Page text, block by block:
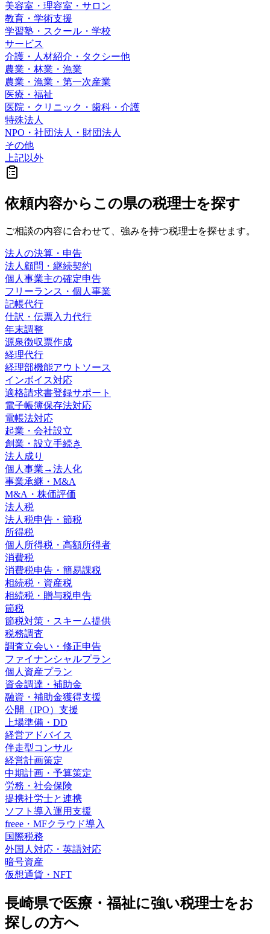
美容室・理容室・サロン
教育・学術支援
学習塾・スクール・学校
サービス
介護・人材紹介・タクシー他
農業・林業・漁業
農業・漁業・第一次産業
医療・福祉
医院・クリニック・歯科・介護
特殊法人
NPO・社団法人・財団法人
その他
上記以外
依頼内容からこの県の税理士を探す
ご相談の内容に合わせて、強みを持つ税理士を探せます。
法人の決算・申告
法人顧問・継続契約
個人事業主の確定申告
フリーランス・個人事業
記帳代行
仕訳・伝票入力代行
年末調整
源泉徴収票作成
経理代行
経理部機能アウトソース
インボイス対応
適格請求書登録サポート
電子帳簿保存法対応
電帳法対応
起業・会社設立
創業・設立手続き
法人成り
個人事業→法人化
事業承継・M&A
M&A・株価評価
法人税
法人税申告・節税
所得税
個人所得税・高額所得者
消費税
消費税申告・簡易課税
相続税・資産税
相続税・贈与税申告
節税
節税対策・スキーム提供
税務調査
調査立会い・修正申告
ファイナンシャルプラン
個人資産プラン
資金調達・補助金
融資・補助金獲得支援
公開（IPO）支援
上場準備・DD
経営アドバイス
伴走型コンサル
経営計画策定
中期計画・予算策定
労務・社会保険
提携社労士と連携
ソフト導入運用支援
freee・MFクラウド導入
国際税務
外国人対応・英語対応
暗号資産
仮想通貨・NFT
長崎県で医療・福祉に強い税理士をお
探しの方へ